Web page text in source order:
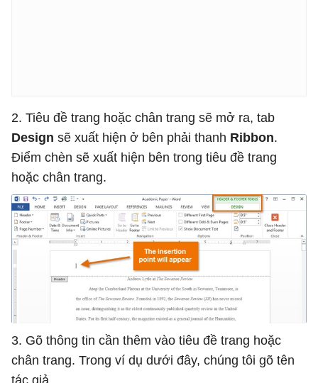
2. Tiêu đề trang hoặc chân trang sẽ mở ra, tab
Design sẽ xuất hiện ở bên phải thanh Ribbon.
Điểm chèn sẽ xuất hiện bên trong tiêu đề trang
hoặc chân trang.
3. Gõ thông tin cần thêm vào tiêu đề trang hoặc
chân trang. Trong ví dụ dưới đây, chúng tôi gõ tên
tác giả.